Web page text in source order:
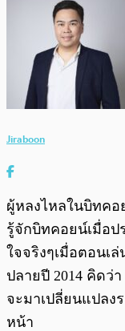
Jiraboon
ผู้หลงไหลในบิทคอ
รู้จักบิทคอยน์เมื่อป
ใจจริงๆเมื่อตอนเ
ปลายปี 2014 คิดว่
จะมาเปลี่ยนแปลง
หน้า